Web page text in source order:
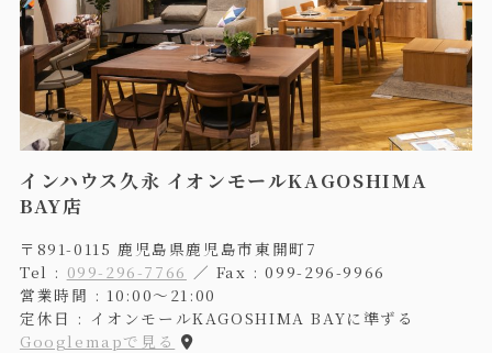
インハウス久永 イオンモールKAGOSHIMA
BAY店
〒891-0115 鹿児島県鹿児島市東開町7
Tel : 099-296-7766 ／ Fax : 099-296-9966
営業時間 : 10:00〜21:00
定休日 : イオンモールKAGOSHIMA BAYに準ずる
Googlemapで見る